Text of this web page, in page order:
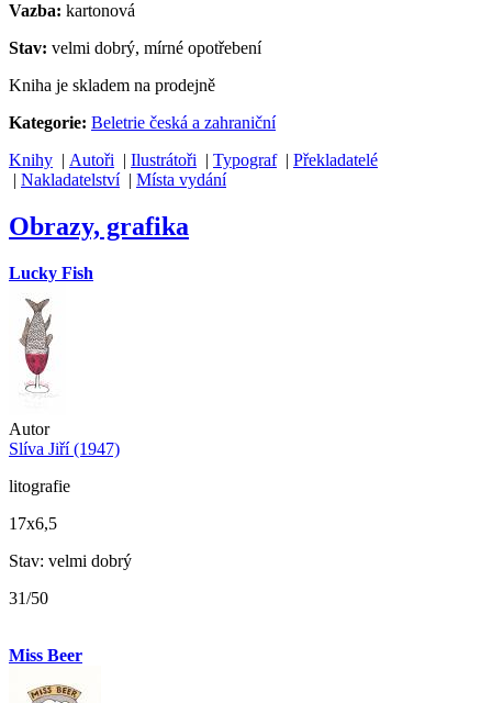
Vazba: kartonová
Stav: velmi dobrý, mírné opotřebení
Kniha je skladem na prodejně
Kategorie: Beletrie česká a zahraniční
Knihy | Autoři | Ilustrátoři | Typograf| Překladatelé
| Nakladatelství| Místa vydání
Obrazy, grafika
Lucky Fish
Autor
Slíva Jiří (1947)
litografie
17x6,5
Stav: velmi dobrý
31/50
Miss Beer